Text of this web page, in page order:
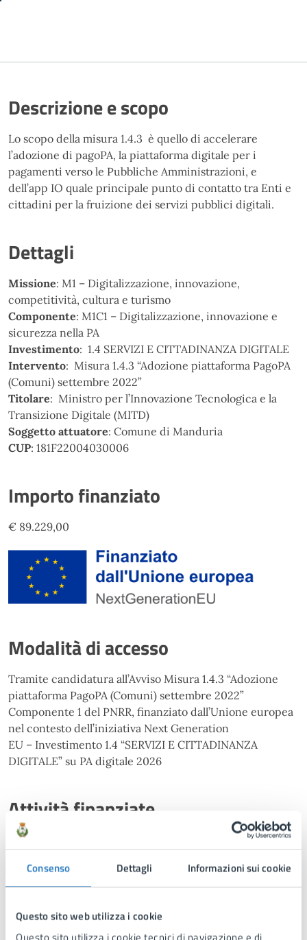
Consenso Dettagli Informazioni sui cookie
Questo sito web utilizza i cookie
Descrizione e scopo
Lo scopo della misura 1.4.3 è quello di accelerare
l’adozione di pagoPA, la piattaforma digitale per i
pagamenti verso le Pubbliche Amministrazioni, e
dell’app IO quale principale punto di contatto tra Enti e
cittadini per la fruizione dei servizi pubblici digitali.
Dettagli
Missione: M1 – Digitalizzazione, innovazione,
competitività, cultura e turismo
Componente: M1C1 – Digitalizzazione, innovazione e
sicurezza nella PA
Investimento: 1.4 SERVIZI E CITTADINANZA DIGITALE
Intervento: Misura 1.4.3 “Adozione piattaforma PagoPA
(Comuni) settembre 2022”
Titolare: Ministro per l’Innovazione Tecnologica e la
Transizione Digitale (MITD)
Soggetto attuatore: Comune di Manduria
CUP: 181F22004030006
Importo finanziato
€ 89.229,00
Modalità di accesso
Tramite candidatura all’Avviso Misura 1.4.3 “Adozione
piattaforma PagoPA (Comuni) settembre 2022”
Componente 1 del PNRR, finanziato dall’Unione europea
nel contesto dell’iniziativa Next Generation
EU – Investimento 1.4 “SERVIZI E CITTADINANZA
DIGITALE” su PA digitale 2026
Attività finanziate
Avanzamento del progetto
Progetto completato nel mese di marzo 2024.